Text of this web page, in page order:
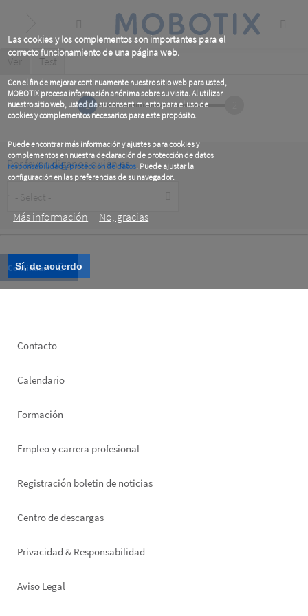
Las cookies y los complementos son importantes para el
correcto funcionamiento de una página web.
Con el fin de mejorar continuamente nuestro sitio web para usted,
MOBOTIX procesa información anónima sobre su visita. Al utilizar
nuestro sitio web, usted da su consentimiento para el uso de
cookies y complementos necesarios para este propósito.
Puede encontrar más información y ajustes para cookies y
complementos en nuestra declaración de protección de datos
responsabilidad y protección de datos. Puede ajustar la
configuración en las preferencias de su navegador.
Más información
No, gracias
Sí, de acuerdo
content
Primary
tabs
Ver (active
Test
1
Por favor, diganos quién es
Type
Footer
Contacto
Calendario
Formación
Empleo y carrera profesional
Registración boletin de noticias
Footer
Centro de descargas
Privacidad & Responsabilidad
Aviso Legal